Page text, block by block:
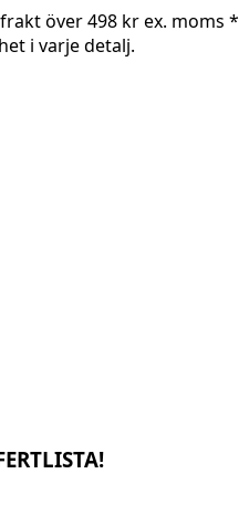
över 498 kr ex. moms *
i varje detalj.